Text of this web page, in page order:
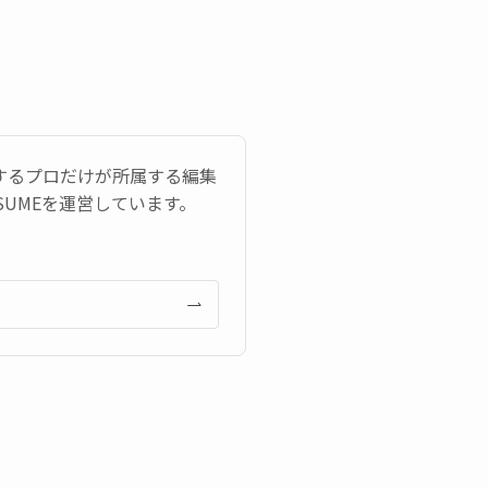
プロだけが所属する編集
を運営しています。